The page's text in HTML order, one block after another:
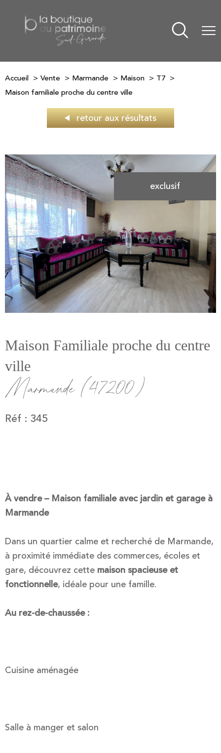
Accueil Vente Marmande Maison
T7
Maison familiale proche du centre ville
retour aux résultats
exclusif
Maison Familiale proche du centre
ville
Marmande (47200)
Réf : 345
À vendre – Maison familiale avec jardin et garage à
Marmande
Dans un quartier calme et recherché de Marmande,
à proximité immédiate des commerces, écoles et
gare, découvrez cette maison spacieuse et
fonctionnelle, idéale pour une famille.
Au rez-de-chaussée :
Cuisine aménagée
Salle à manger et salon